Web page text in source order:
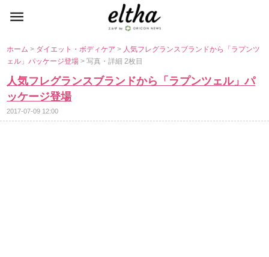
ホーム> ダイエット・ボディケア> 人気フレグランスブランドから「ラプンツ
ェル」パッケージ登場> 写真・詳細 2枚目
人気フレグランスブランドから「ラプンツェル」パ
ッケージ登場
2017-07-09 12:00